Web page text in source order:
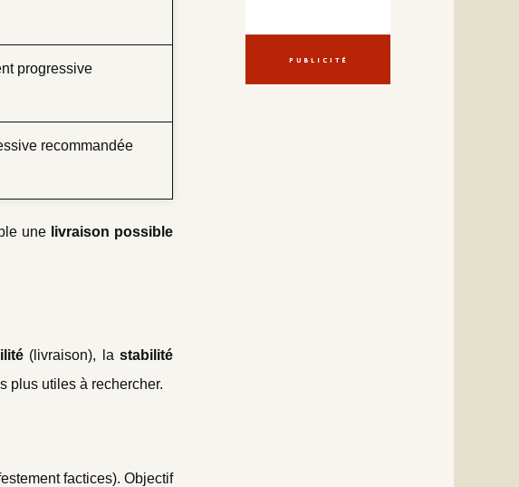
progressive
recommandée
une livraison possible
(livraison), lastabilité
plus utiles à rechercher.
factices). Objectif